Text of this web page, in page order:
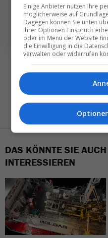
NEWSLETTER
DAS KÖNNTE SIE AUCH
INTERESSIEREN
Einige Anbieter nutzen Ihre
möglicherweise auf
Dagegen können Sie unten
Ihrer Optionen Einspruch
oder im Menü der Website
die Einwilligung in die
verwalten oder widerrufen